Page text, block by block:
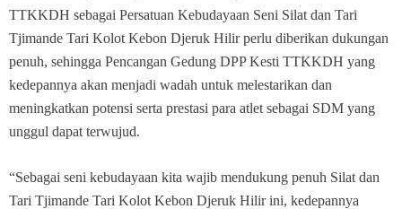
TTKKDH sebagai Persatuan Kebudayaan Seni Silat dan Tari
Tjimande Tari Kolot Kebon Djeruk Hilir perlu diberikan dukungan
penuh, sehingga Pencangan Gedung DPP Kesti TTKKDH yang
kedepannya akan menjadi wadah untuk melestarikan dan
meningkatkan potensi serta prestasi para atlet sebagai SDM yang
unggul dapat terwujud.
“Sebagai seni kebudayaan kita wajib mendukung penuh Silat dan
Tari Tjimande Tari Kolot Kebon Djeruk Hilir ini, kedepannya